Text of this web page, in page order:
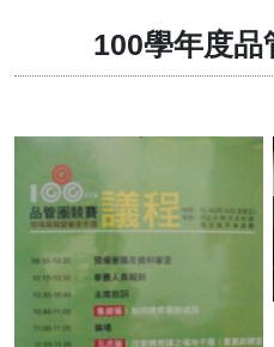
100學年度品